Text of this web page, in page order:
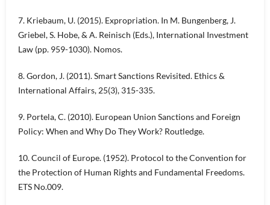
7. Kriebaum, U. (2015). Expropriation. In M. Bungenberg, J.
Griebel, S. Hobe, & A. Reinisch (Eds.), International Investment
Law (pp. 959-1030). Nomos.
8. Gordon, J. (2011). Smart Sanctions Revisited. Ethics &
International Affairs, 25(3), 315-335.
9. Portela, C. (2010). European Union Sanctions and Foreign
Policy: When and Why Do They Work? Routledge.
10. Council of Europe. (1952). Protocol to the Convention for
the Protection of Human Rights and Fundamental Freedoms.
ETS No.009.